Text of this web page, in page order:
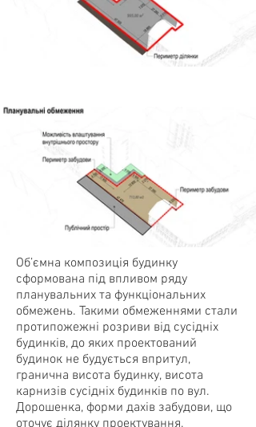
Об’ємна композиція будинку
сформована під впливом ряду
планувальних та функціональних
обмежень. Такими обмеженнями стали
протипожежні розриви від сусідніх
будинків, до яких проектований
будинок не будується впритул,
гранична висота будинку, висота
карнизів сусідніх будинків по вул.
Дорошенка, форми дахів забудови, що
оточує ділянку проектування.